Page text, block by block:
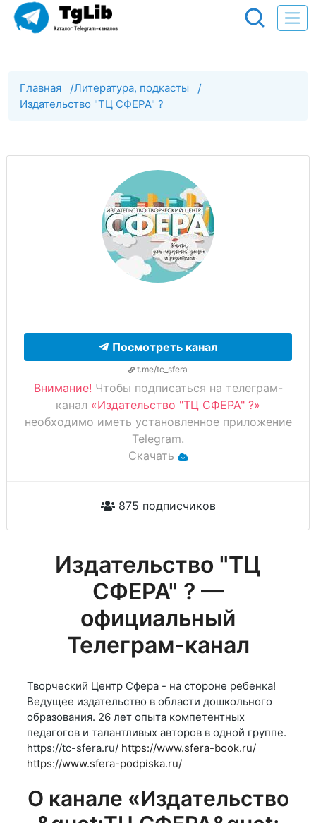
Главная /Литература, подкасты /
Издательство "ТЦ СФЕРА" ?
Посмотреть канал
t.me/tc_sfera
Внимание! Чтобы подписаться на телеграм-
канал «Издательство "ТЦ СФЕРА" ?»
необходимо иметь установленное приложение
Telegram.
Скачать
875 подписчиков
Издательство "ТЦ
СФЕРА" ? —
официальный
Телеграм-канал
Творческий Центр Сфера - на стороне ребенка!
Ведущее издательство в области дошкольного
образования. 26 лет опыта компетентных
педагогов и талантливых авторов в одной группе.
https://tc-sfera.ru/ https://www.sfera-book.ru/
https://www.sfera-podpiska.ru/
О канале «Издательство